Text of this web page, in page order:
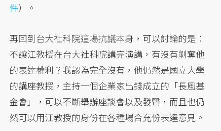
件）。
再回到台大社科院這場抗議本身，可以討論的是：
不讓江教授在台大社科院講完演講，有沒有剝奪他
的表達權利？我認為完全沒有，他仍然是國立大學
的講座教授，主持一個企業家出錢成立的「長風基
金會」，可以不斷舉辦座談會以及發聲，而且也仍
然可以用江教授的身份在各種場合充份表達意見。